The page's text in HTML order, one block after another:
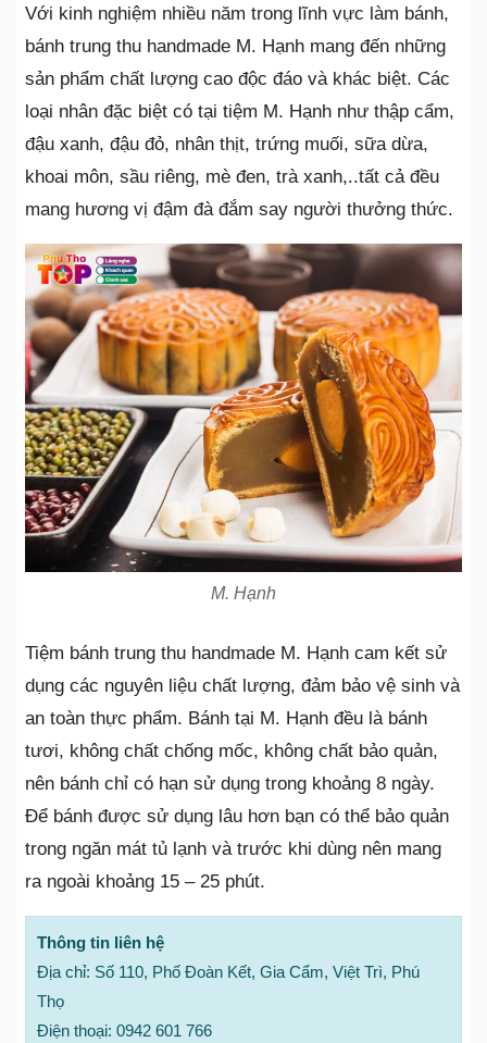
Với kinh nghiệm nhiều năm trong lĩnh vực làm bánh,
bánh trung thu handmade M. Hạnh mang đến những
sản phẩm chất lượng cao độc đáo và khác biệt. Các
loại nhân đặc biệt có tại tiệm M. Hạnh như thập cẩm,
đậu xanh, đậu đỏ, nhân thịt, trứng muối, sữa dừa,
khoai môn, sầu riêng, mè đen, trà xanh,..tất cả đều
mang hương vị đậm đà đắm say người thưởng thức.
M. Hạnh
Tiệm bánh trung thu handmade M. Hạnh cam kết sử
dụng các nguyên liệu chất lượng, đảm bảo vệ sinh và
an toàn thực phẩm. Bánh tại M. Hạnh đều là bánh
tươi, không chất chống mốc, không chất bảo quản,
nên bánh chỉ có hạn sử dụng trong khoảng 8 ngày.
Để bánh được sử dụng lâu hơn bạn có thể bảo quản
trong ngăn mát tủ lạnh và trước khi dùng nên mang
ra ngoài khoảng 15 – 25 phút.
Thông tin liên hệ
Địa chỉ: Số 110, Phố Đoàn Kết, Gia Cẩm, Việt Trì, Phú
Thọ
Điện thoại: 0942 601 766